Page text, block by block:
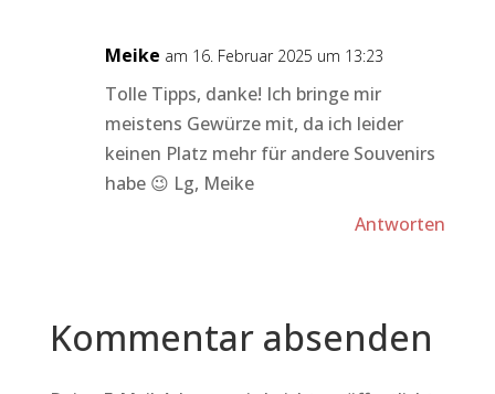
Meike am 16. Februar 2025 um 13:23
Tolle Tipps, danke! Ich bringe mir
meistens Gewürze mit, da ich leider
keinen Platz mehr für andere Souvenirs
habe 😉 Lg, Meike
Antworten
Kommentar absenden